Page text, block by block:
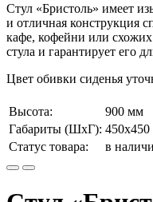
Стул «Бристоль» имеет
и отличная конструкция
кафе, кофейни или схожих
стула и гарантирует его
Цвет обивки сиденья
Высота:
900 мм
Габариты (ШхГ):
Статус товара:
в